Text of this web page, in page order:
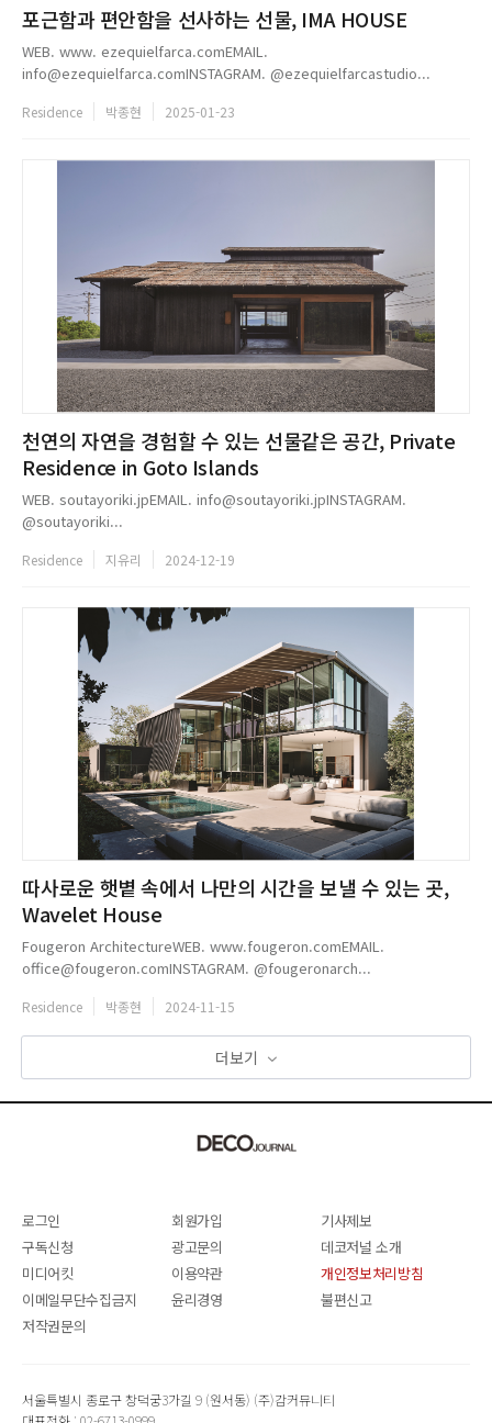
포근함과 편안함을 선사하는 선물, IMA HOUSE
WEB. www. ezequielfarca.comEMAIL.
info@ezequielfarca.comINSTAGRAM. @ezequielfarcastudio...
Residence 박종현 2025-01-23
천연의 자연을 경험할 수 있는 선물같은 공간, Private
Residence in Goto Islands
WEB. soutayoriki.jpEMAIL. info@soutayoriki.jpINSTAGRAM.
@soutayoriki...
Residence 지유리 2024-12-19
따사로운 햇볕 속에서 나만의 시간을 보낼 수 있는 곳,
Wavelet House
Fougeron ArchitectureWEB. www.fougeron.comEMAIL.
office@fougeron.comINSTAGRAM. @fougeronarch...
Residence 박종현 2024-11-15
더보기
로그인 회원가입
기사제보
구독신청
광고문의
데코저널 소개
미디어킷
이용약관
개인정보처리방침
이메일무단수집금지
윤리경영
불편신고
저작권문의
서울특별시 종로구 창덕궁3가길 9 (원서동) (주)감커뮤니티